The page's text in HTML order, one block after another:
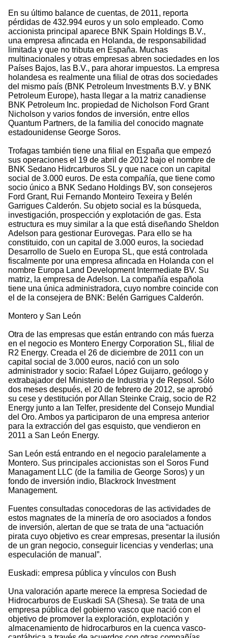
En su último balance de cuentas, de 2011, reporta
pérdidas de 432.994 euros y un solo empleado. Como
accionista principal aparece BNK Spain Holdings B.V.,
una empresa afincada en Holanda, de responsabilidad
limitada y que no tributa en España. Muchas
multinacionales y otras empresas abren sociedades en los
Países Bajos, las B.V., para ahorar impuestos. La empresa
holandesa es realmente una filial de otras dos sociedades
del mismo país (BNK Petroleum Investments B.V. y BNK
Petroleum Europe), hasta llegar a la matriz canadiense
BNK Petroleum Inc. propiedad de Nicholson Ford Grant
Nicholson y varios fondos de inversión, entre ellos
Quantum Partners, de la familia del conocido magnate
estadounidense George Soros.
Trofagas también tiene una filial en España que empezó
sus operaciones el 19 de abril de 2012 bajo el nombre de
BNK Sedano Hidrcarburos SL y que nace con un capital
social de 3.000 euros. De esta compañía, que tiene como
socio único a BNK Sedano Holdings BV, son consejeros
Ford Grant, Rui Fernando Monteiro Texeira y Belén
Garrigues Calderón. Su objeto social es la búsqueda,
investigación, prospección y explotación de gas. Esta
estructura es muy similar a la que está diseñando Sheldon
Adelson para gestionar Eurovegas. Para ello se ha
constituido, con un capital de 3.000 euros, la sociedad
Desarrollo de Suelo en Europa SL, que está controlada
fiscalmente por una empresa afincada en Holanda con el
nombre Europa Land Development Intermediate BV. Su
matriz, la empresa de Adelson. La compañía española
tiene una única administradora, cuyo nombre coincide con
el de la consejera de BNK: Belén Garrigues Calderón.
Montero y San León
Otra de las empresas que están entrando con más fuerza
en el negocio es Montero Energy Corporation SL, filial de
R2 Energy. Creada el 26 de diciembre de 2011 con un
capital social de 3.000 euros, nació con un solo
administrador y socio: Rafael López Guijarro, geólogo y
extrabajador del Ministerio de Industria y de Repsol. Sólo
dos meses después, el 20 de febrero de 2012, se aprobó
su cese y destitución por Allan Steinke Craig, socio de R2
Energy junto a Ian Telfer, presidente del Consejo Mundial
del Oro. Ambos ya participaron de una empresa anterior
para la extracción del gas esquisto, que vendieron en
2011 a San León Energy.
San León está entrando en el negocio paralelamente a
Montero. Sus principales accionistas son el Soros Fund
Managament LLC (de la familia de George Soros) y un
fondo de inversión indio, Blackrock Investment
Management.
Fuentes consultadas conocedoras de las actividades de
estos magnates de la minería de oro asociados a fondos
de inversión, alertan de que se trata de una “actuación
pirata cuyo objetivo es crear empresas, presentar la ilusión
de un gran negocio, conseguir licencias y venderlas; una
especulación de manual”.
Euskadi: empresa pública y vínculos con Bush
Una valoración aparte merece la empresa Sociedad de
Hidrocarburos de Euskadi SA (Shesa). Se trata de una
empresa pública del gobierno vasco que nació con el
objetivo de promover la exploración, explotación y
almacenamiento de hidrocarburos en la cuenca vasco-